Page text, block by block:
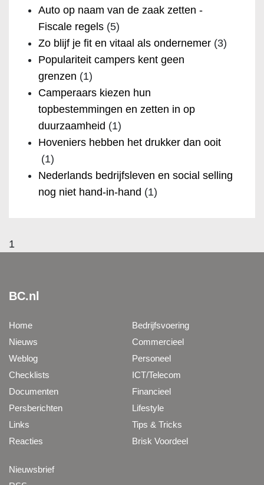
Auto op naam van de zaak zetten -
Fiscale regels (5)
Zo blijf je fit en vitaal als ondernemer (3)
Populariteit campers kent geen
grenzen (1)
Camperaars kiezen hun
topbestemmingen en zetten in op
duurzaamheid (1)
Hoveniers hebben het drukker dan ooit
(1)
Nederlands bedrijfsleven en social selling
nog niet hand-in-hand (1)
1
BC.nl
Home
Nieuws
Weblog
Checklists
Documenten
Persberichten
Links
Reacties
Bedrijfsvoering
Commercieel
Personeel
ICT/Telecom
Financieel
Lifestyle
Tips & Tricks
Brisk Voordeel
Nieuwsbrief